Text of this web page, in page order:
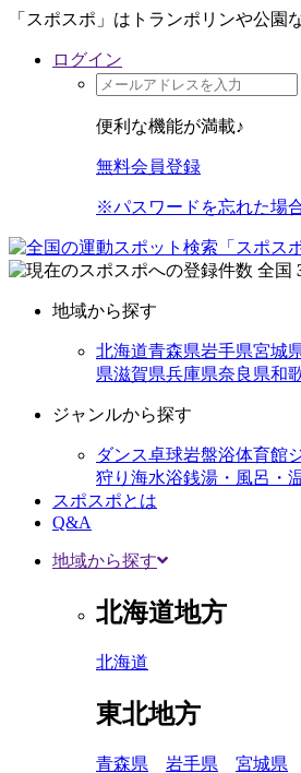
「スポスポ」はトランポリンや公
ログイン
便利な機能が満載♪
無料会員登録
※パスワードを忘れた場
全国
地域から探す
北海道青森県岩手県宮城
県滋賀県兵庫県奈良県和
ジャンルから探す
ダンス卓球岩盤浴体育館
狩り 海水浴銭湯・風呂・
スポスポとは
Q&A
地域から探す
北海道地方
北海道
東北地方
青森県 岩手県 宮城県